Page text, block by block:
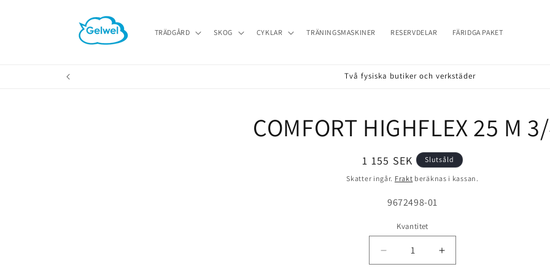
TRÄDGÅRD SKOG CYKLAR TRÄNINGSMASKINER RESERVDELAR FÄRIDGA PAKET
Två fysiska butiker och verkstäder
Gå vidare till
produktinformation
COMFORT HIGHFLEX 25 M
Ordinarie
pris
1 155 SEK Slutsåld
Skatter ingår. Frakt beräknas i kassan.
Lagerhållningsenhet:
9672498-01
Kvantitet
Minska
kvantitet
Öka
kvantitet